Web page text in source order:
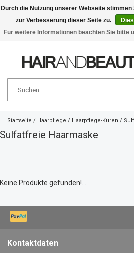
Startseite / Haarpflege / Haarpflege-Kuren /
Sulfatfreie Haarmaske
Keine Produkte gefunden!...
Kontaktdaten
Durch die Nutzung unserer Webseite
zur Verbesserung dieser Seite zu.
Für weitere Informationen beachten Sie bitte